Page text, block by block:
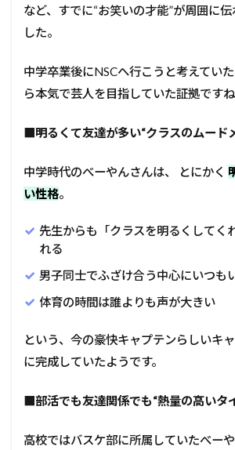
など、すでに“お笑いの才能”が周囲に
した。
中学卒業後にNSCへ行こうと考えてい
ら本気で芸人を目指していた証拠ですね
■明るくて友達が多い“クラスのムード
中学時代のべーやんさんは、 とにかく
い性格。
先生からも「クラスを明るくしてく
れる
男子同士でふざけ合う中心にいつも
体育の時間は誰よりも声が大きい
という、今の豪快キャプテンらしいキ
に完成していたようです。
■部活でも友達関係でも“熱量の高いタ
高校ではバスケ部に所属していたべーや